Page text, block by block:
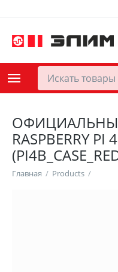
RASPBERRY PI 4
Главная / Products /